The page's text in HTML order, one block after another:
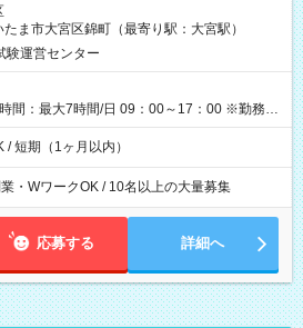
試験 8:30～17:30（休憩1時間） 時給1,300円
円＋交通費 ※当日の役割により時給＋100
家試験 7:00～13:30（休憩なし） 時給1,300
）×6時間＝日収8,400円＋交通費 【試用期
ま市大宮区錦町（最寄り駅：大宮駅）
験運営センター
間：最大7時間/日 09：00～17：00 ※勤務時
なります。
短期（1ヶ月以内）
・WワークOK / 10名以上の大量募集
応募する 詳細へ